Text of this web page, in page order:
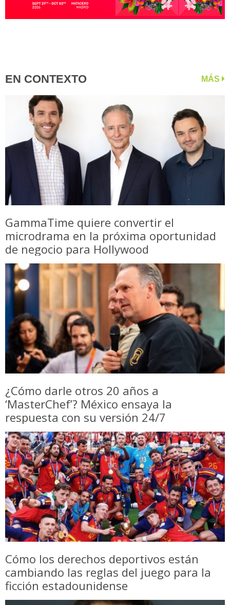
EN CONTEXTO MÁS
GammaTime quiere convertir el
microdrama en la próxima oportunidad
de negocio para Hollywood
¿Cómo darle otros 20 años a
‘MasterChef’? México ensaya la
respuesta con su versión 24/7
Cómo los derechos deportivos están
cambiando las reglas del juego para la
ficción estadounidense